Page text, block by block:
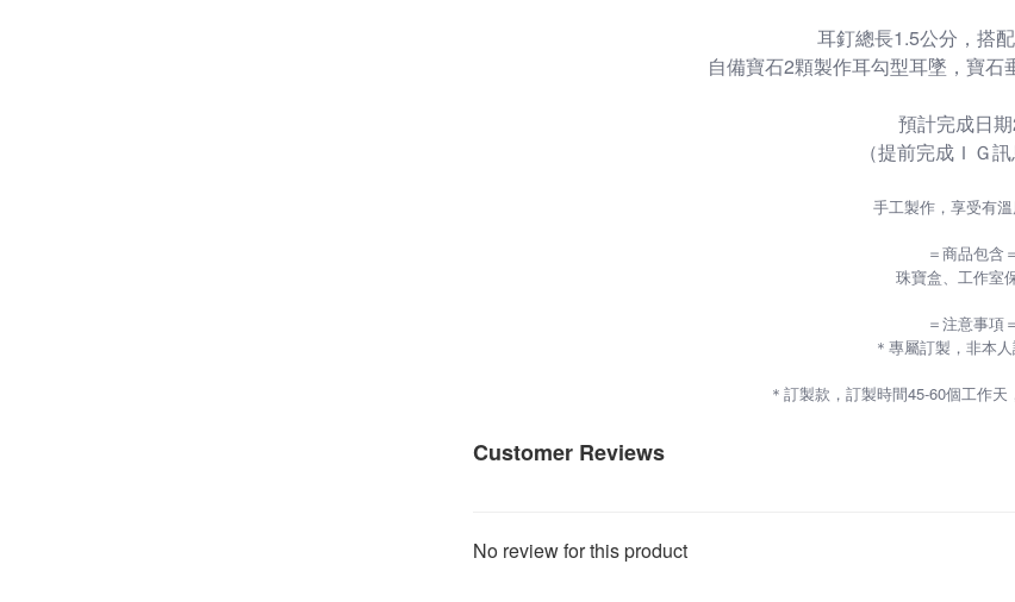
耳釘總長1.5公分，搭配
自備寶石2顆製作耳勾型耳墜，寶石
預計完成日
（提前完成ＩＧ訊
手工製作，享受有
＝商品包含＝
珠寶盒、工作室
＝注意事項＝
＊專屬訂製，非本
＊訂製款，訂製時間45-60個工作天
Customer Reviews
No review for this product